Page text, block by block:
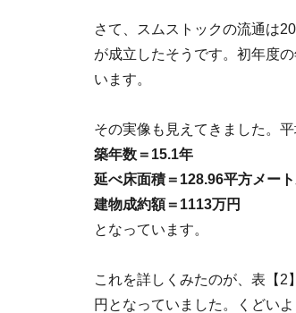
さて、スムストックの流通は
が成立したそうです。初年度
います。
その実像も見えてきました。
築年数＝15.1年
延べ床面積＝128.96平方メー
建物成約額＝1113万円
となっています。
これを詳しくみたのが、表【
円となっていました。くどい